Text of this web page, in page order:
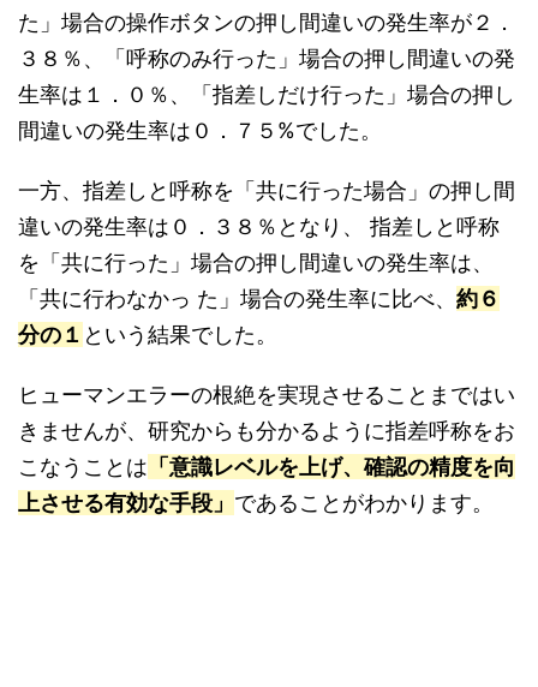
た」場合の操作ボタンの押し間違いの発生率が２．
３８％、「呼称のみ行った」場合の押し間違いの発
生率は１．０％、「指差しだけ行った」場合の押し
間違いの発生率は０．７５%でした。
一方、指差しと呼称を「共に行った場合」の押し間
違いの発生率は０．３８％となり、 指差しと呼称
を「共に行った」場合の押し間違いの発生率は、
「共に行わなかっ た」場合の発生率に比べ、 約６
分の１ という結果でした。
ヒューマンエラーの根絶を実現させることまではい
きませんが、研究からも分かるように指差呼称をお
こなうことは 「意識レベルを上げ、確認の精度を向
上させる有効な手段」 であることがわかります。